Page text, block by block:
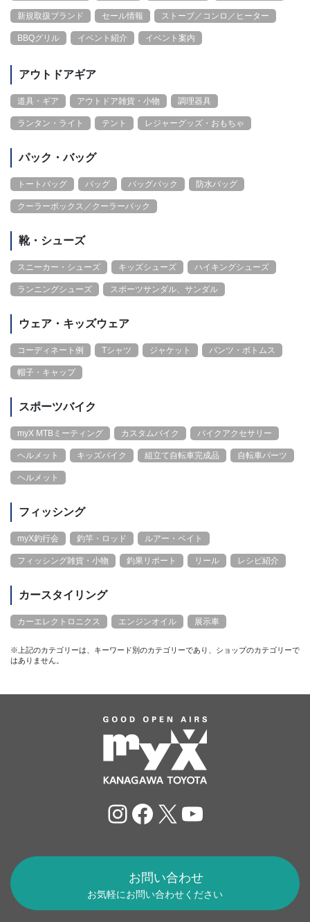
新規取扱ブランド セール情報 ストーブ／コンロ／ヒーター
BBQグリル イベント紹介 イベント案内
アウトドアギア
道具・ギア アウトドア雑貨・小物 調理器具
ランタン・ライト テント レジャーグッズ・おもちゃ
パック・バッグ
トートバッグ バッグ バッグパック 防水バッグ
クーラーボックス／クーラーバック
靴・シューズ
スニーカー・シューズ キッズシューズ ハイキングシューズ
ランニングシューズ スポーツサンダル、サンダル
ウェア・キッズウェア
コーディネート例 Tシャツ ジャケット パンツ・ボトムス
帽子・キャップ
スポーツバイク
myX MTBミーティング カスタムバイク バイクアクセサリー
ヘルメット キッズバイク 組立て自転車完成品 自転車パーツ
ヘルメット
フィッシング
myX釣行会 釣竿・ロッド ルアー・ベイト
フィッシング雑貨・小物 釣果リポート リール レシピ紹介
カースタイリング
カーエレクトロニクス エンジンオイル 展示車
※上記のカテゴリーは、キーワード別のカテゴリーであり、ショップのカテゴリーで
はありません。
Instagram
Facebook
X YouTube
お問い合わせ
お気軽にお問い合わせください